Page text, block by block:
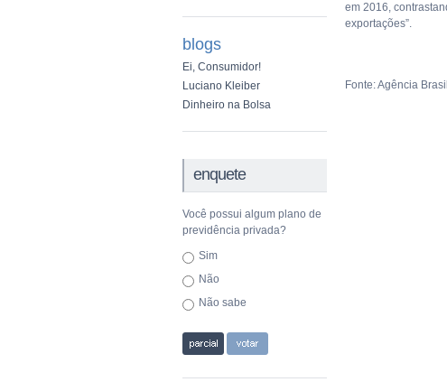
blogs
Ei, Consumidor!
Luciano Kleiber
Dinheiro na Bolsa
enquete
Você possui algum plano de
previdência privada?
Sim
Não
Não sabe
em 2016,
exportações”.
Fonte: Agência Brasil